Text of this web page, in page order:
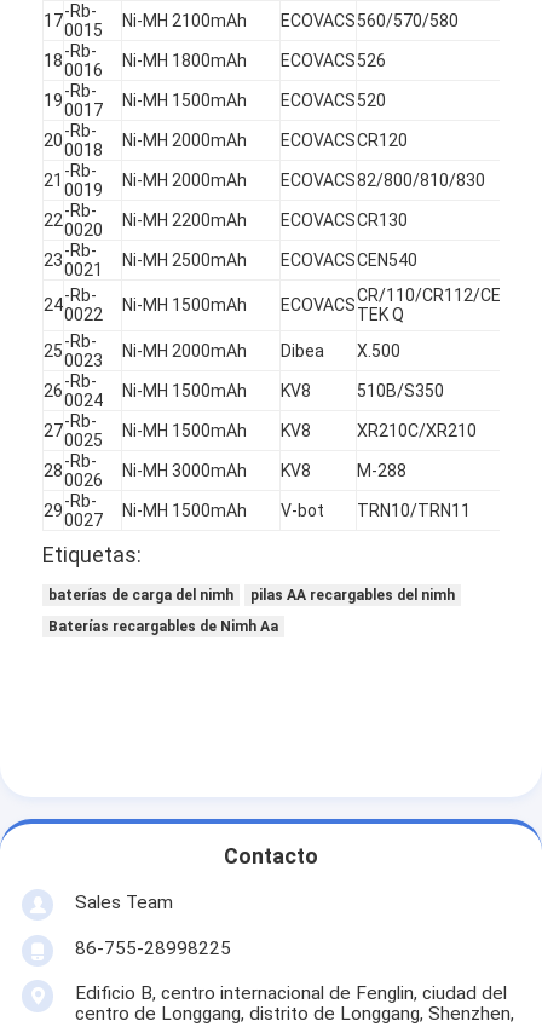
Viaje de la fábrica
Control de calidad
Éntrenos en contacto con
Noticias
Chatea Ahora
batería del litio lifepo4
baterías recargables de la ión de litio
De polímero de litio
baterías de almacenamiento de energía
Baterías recargables de NiMH
baterías recargables NiCd
paquetes de batería de ion de litio
batería recargable linterna
batería del alumbrado de seguridad
Batería de Li Mno2
17-Rb-
0015
Ni-MH 2100mAh ECOVACS560/570/580
18-Rb-
0016
Ni-MH 1800mAh ECOVACS526
19-Rb-
0017
Ni-MH 1500mAh ECOVACS520
20-Rb-
0018
Ni-MH 2000mAh ECOVACSCR120
21 -Rb-
0019
Ni-MH 2000mAh ECOVACS82/800/810/830
22-Rb-
0020
Ni-MH 2200mAh ECOVACSCR130
23-Rb-
0021
Ni-MH 2500mAh ECOVACSCEN540
24-Rb-
0022
Ni-MH 1500mAh ECOVACSCR/110/CR112/
TEK Q
25-Rb-
0023
Ni-MH 2000mAh Dibea X.500
26-Rb-
0024
Ni-MH 1500mAh KV8 510B/S350
27-Rb-
0025
Ni-MH 1500mAh KV8 XR210C/XR210
28-Rb-
0026
Ni-MH 3000mAh KV8 M-288
29-Rb-
0027
Ni-MH 1500mAh V-bot TRN10/TRN11
Etiquetas:
baterías de carga del nimh
pilas AA recargables del nimh
Baterías recargables de Nimh Aa
Contacto
Sales Team
86-755-28998225
Edificio B, centro internacional de Fenglin, ciudad del
centro de Longgang, distrito de Longgang, Shenzhen,